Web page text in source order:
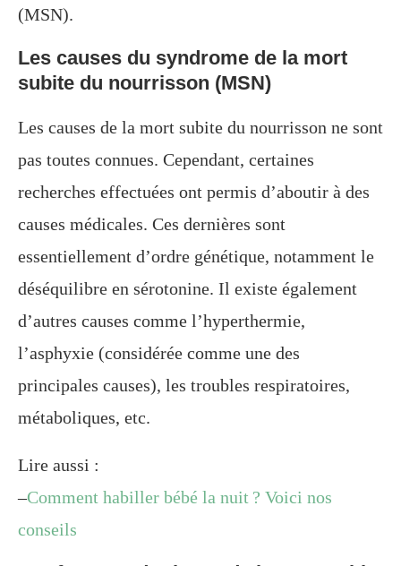
(MSN).
Les causes du syndrome de la mort
subite du nourrisson (MSN)
Les causes de la mort subite du nourrisson ne sont
pas toutes connues. Cependant, certaines
recherches effectuées ont permis d’aboutir à des
causes médicales. Ces dernières sont
essentiellement d’ordre génétique, notamment le
déséquilibre en sérotonine. Il existe également
d’autres causes comme l’hyperthermie,
l’asphyxie (considérée comme une des
principales causes), les troubles respiratoires,
métaboliques, etc.
Lire aussi :
–Comment habiller bébé la nuit ? Voici nos
conseils